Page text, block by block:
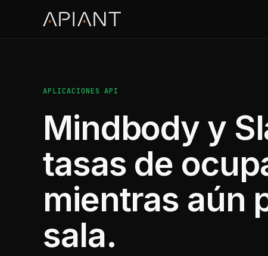
APLICACIONES API
Mindbody y
tasas de
mientras aún
sala.